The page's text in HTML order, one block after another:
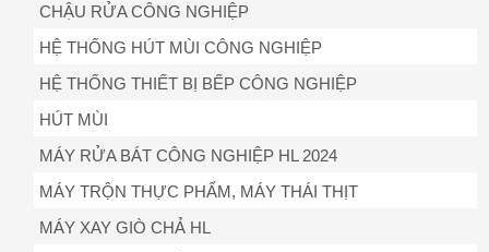
CHẬU RỬA CÔNG NGHIỆP
HỆ THỐNG HÚT MÙI CÔNG NGHIỆP
HỆ THỐNG THIẾT BỊ BẾP CÔNG NGHIỆP
HÚT MÙI
MÁY RỬA BÁT CÔNG NGHIỆP HL 2024
MÁY TRỘN THỰC PHẨM, MÁY THÁI THỊT
MÁY XAY GIÒ CHẢ HL